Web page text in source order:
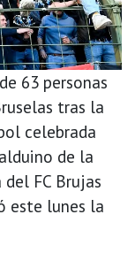
63 personas
tras la
celebrada
de la
FC Brujas
este lunes la